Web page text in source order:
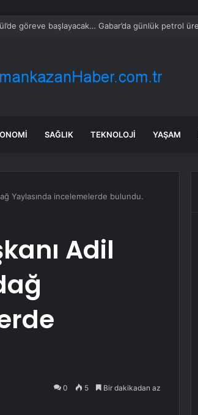
Buluştu
SAĞLIK TEKNOLOJI YAŞAM
Yaylasında incelemelerde bulundu.
Adil
0 5 Bir dakikadan az